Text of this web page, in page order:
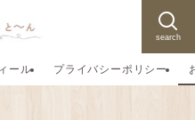
search
ール プライバシーポリシー